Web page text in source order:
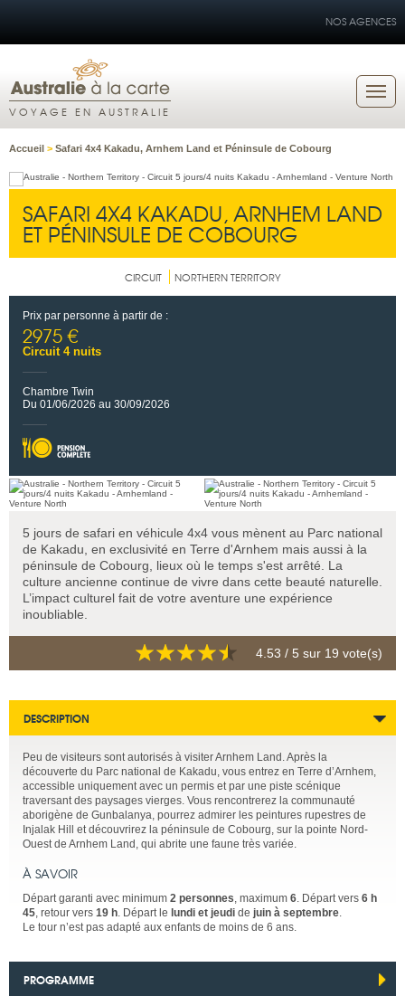
NOS AGENCES
VOYAGE EN AUSTRALIE
Accueil > Safari 4x4 Kakadu, Arnhem Land et Péninsule de Cobourg
SAFARI 4X4 KAKADU, ARNHEM LAND
ET PÉNINSULE DE COBOURG
CIRCUIT NORTHERN TERRITORY
Prix par personne à partir de :
2975 €
Circuit 4 nuits
Chambre Twin
Du 01/06/2026 au 30/09/2026
5 jours de safari en véhicule 4x4 vous mènent au Parc national
de Kakadu, en exclusivité en Terre d'Arnhem mais aussi à la
péninsule de Cobourg, lieux où le temps s'est arrêté. La
culture ancienne continue de vivre dans cette beauté naturelle.
L’impact culturel fait de votre aventure une expérience
inoubliable.
4.53 / 5 sur 19 vote(s)
DESCRIPTION
Peu de visiteurs sont autorisés à visiter Arnhem Land. Après la
découverte du Parc national de Kakadu, vous entrez en Terre d’Arnhem,
accessible uniquement avec un permis et par une piste scénique
traversant des paysages vierges. Vous rencontrerez la communauté
aborigène de Gunbalanya, pourrez admirer les peintures rupestres de
Injalak Hill et découvrirez la péninsule de Cobourg, sur la pointe Nord-
Ouest de Arnhem Land, qui abrite une faune très variée.
À SAVOIR
Départ garanti avec minimum 2 personnes, maximum 6. Départ vers 6 h
45, retour vers 19 h. Départ le lundi et jeudi de juin à septembre.
Le tour n’est pas adapté aux enfants de moins de 6 ans.
PROGRAMME